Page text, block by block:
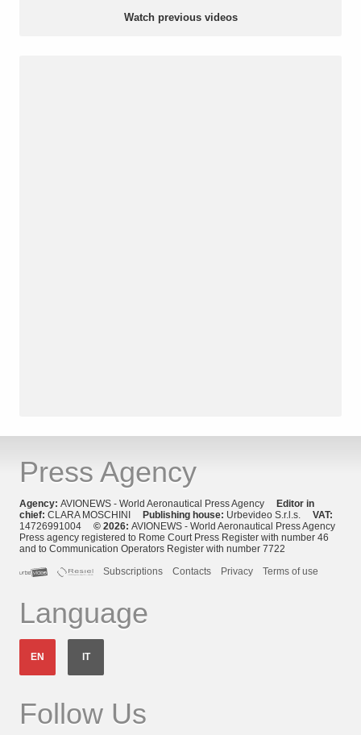
Watch previous videos
Press Agency
Agency: AVIONEWS - World Aeronautical Press Agency Editor in
chief: CLARA MOSCHINI Publishing house: Urbevideo S.r.l.s. VAT:
14726991004 © 2026: AVIONEWS - World Aeronautical Press Agency
Press agency registered to Rome Court Press Register with number 46
and to Communication Operators Register with number 7722
Subscriptions
Contacts Privacy Terms of use
Language
EN IT
Follow Us